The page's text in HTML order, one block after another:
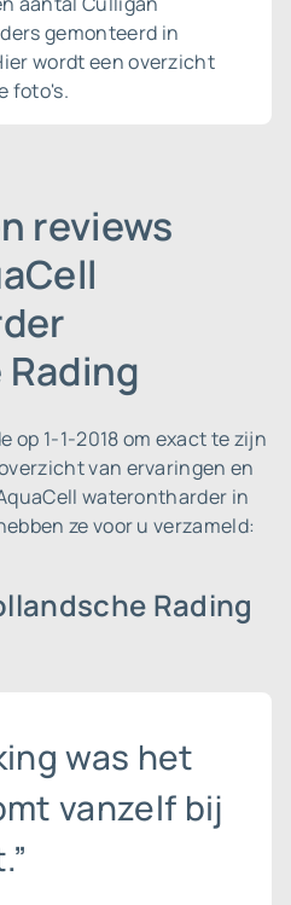
gemonteerd in
wordt een overzicht
foto's.
reviews
op 1-1-2018 om exact te zijn
van ervaringen en
waterontharder in
ze voor u verzameld:
Rading
was het
vanzelf bij